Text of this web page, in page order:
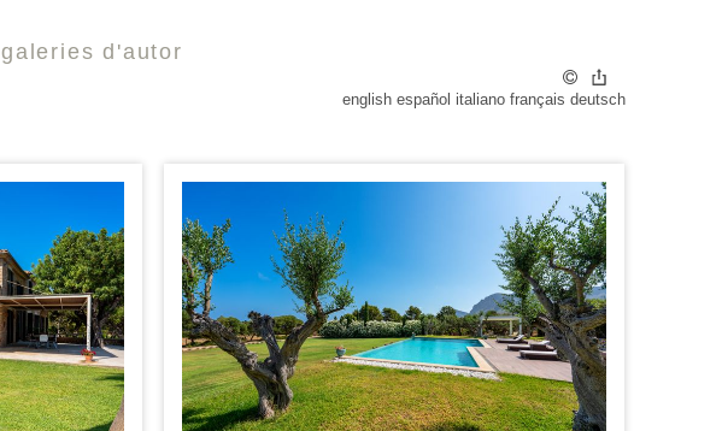
galeries d'autor
english español italiano français deutsch